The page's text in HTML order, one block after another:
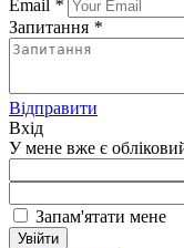
Email *
Запитання *
Відправити
Вхід
У мене вже є
Запам'ятати мене
Увійти